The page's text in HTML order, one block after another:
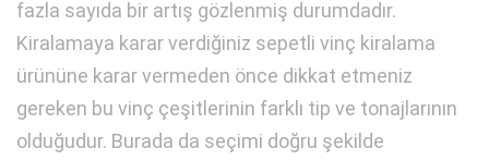
fazla sayıda bir artış gözlenmiş durumdadır.
Kiralamaya karar verdiğiniz sepetli vinç kiralama
ürününe karar vermeden önce dikkat etmeniz
gereken bu vinç çeşitlerinin farklı tip ve tonajlarının
olduğudur. Burada da seçimi doğru şekilde